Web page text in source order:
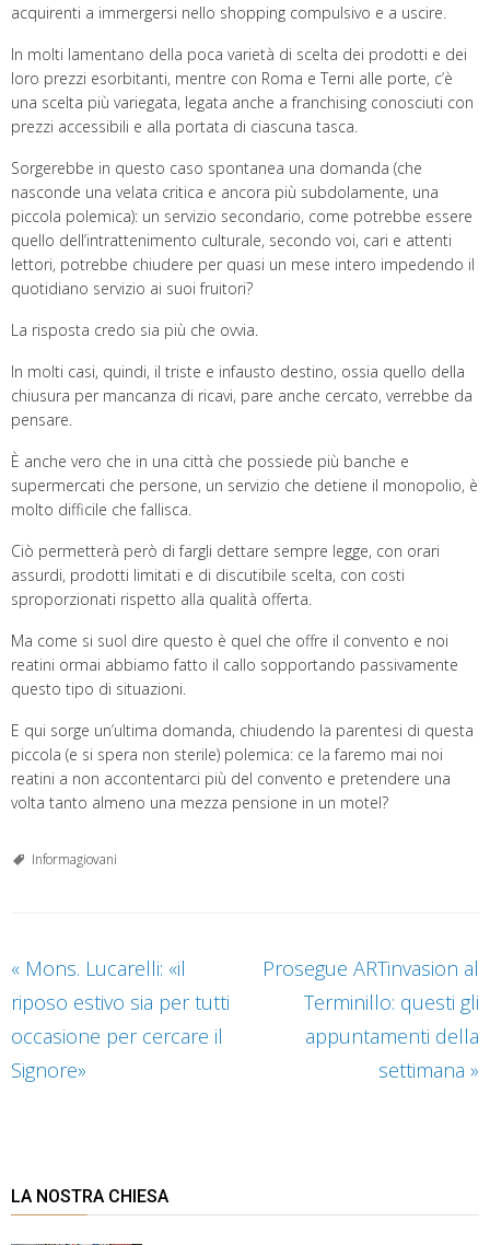
acquirenti a immergersi nello shopping compulsivo e a uscire.
In molti lamentano della poca varietà di scelta dei prodotti e dei
loro prezzi esorbitanti, mentre con Roma e Terni alle porte, c’è
una scelta più variegata, legata anche a franchising conosciuti con
prezzi accessibili e alla portata di ciascuna tasca.
Sorgerebbe in questo caso spontanea una domanda (che
nasconde una velata critica e ancora più subdolamente, una
piccola polemica): un servizio secondario, come potrebbe essere
quello dell’intrattenimento culturale, secondo voi, cari e attenti
lettori, potrebbe chiudere per quasi un mese intero impedendo il
quotidiano servizio ai suoi fruitori?
La risposta credo sia più che ovvia.
In molti casi, quindi, il triste e infausto destino, ossia quello della
chiusura per mancanza di ricavi, pare anche cercato, verrebbe da
pensare.
È anche vero che in una città che possiede più banche e
supermercati che persone, un servizio che detiene il monopolio, è
molto difficile che fallisca.
Ciò permetterà però di fargli dettare sempre legge, con orari
assurdi, prodotti limitati e di discutibile scelta, con costi
sproporzionati rispetto alla qualità offerta.
Ma come si suol dire questo è quel che offre il convento e noi
reatini ormai abbiamo fatto il callo sopportando passivamente
questo tipo di situazioni.
E qui sorge un’ultima domanda, chiudendo la parentesi di questa
piccola (e si spera non sterile) polemica: ce la faremo mai noi
reatini a non accontentarci più del convento e pretendere una
volta tanto almeno una mezza pensione in un motel?
Informagiovani
« Mons. Lucarelli: «il
riposo estivo sia per tutti
occasione per cercare il
Signore»
Prosegue ARTinvasion al
Terminillo: questi gli
appuntamenti della
settimana »
LA NOSTRA CHIESA